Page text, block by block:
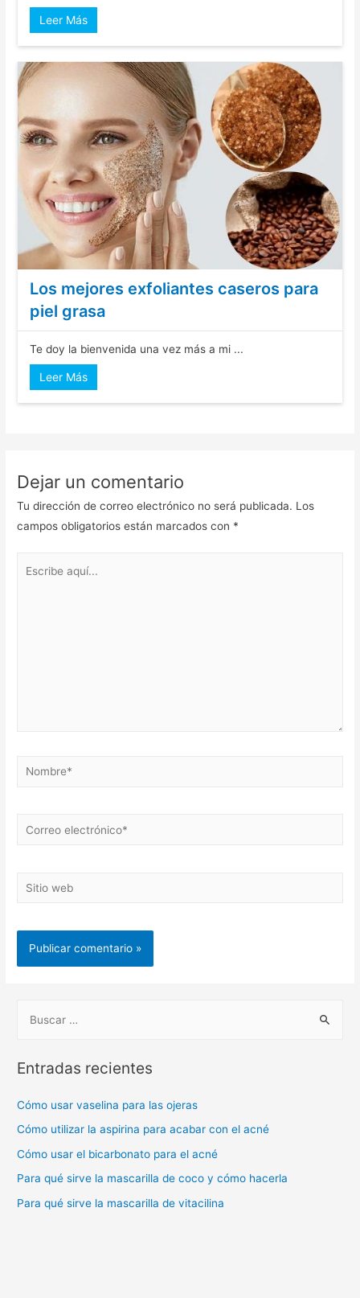
Leer Más
Los mejores exfoliantes caseros para
piel grasa
Te doy la bienvenida una vez más a mi ...
Leer Más
Dejar un comentario
Tu dirección de correo electrónico no será publicada. Los
campos obligatorios están marcados con *
Nombre*
Correo
Sitio
c
Entradas recientes
Cómo usar vaselina para las ojeras
Cómo utilizar la aspirina para acabar con el acné
Cómo usar el bicarbonato para el acné
Para qué sirve la mascarilla de coco y cómo hacerla
Para qué sirve la mascarilla de vitacilina